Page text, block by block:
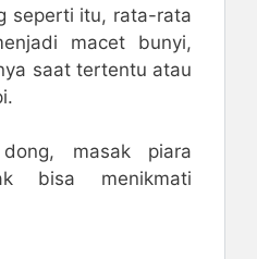
seperti itu, rata-rata
macet bunyi,
saat tertentu atau
masak piara
bisa menikmati